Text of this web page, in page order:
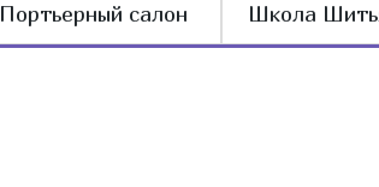
Портьерный салон Школа